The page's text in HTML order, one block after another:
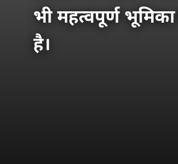
भी महत्वपूर्ण भूमिका
है।